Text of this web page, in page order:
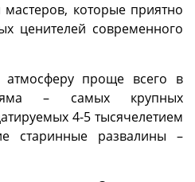
которые приятно
ценителей современного
атмосферу проще всего в
– самых крупных
4-5 тысячелетием
старинные развалины –